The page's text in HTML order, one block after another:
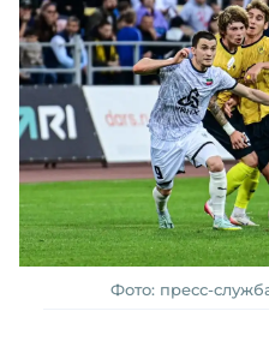
Фото: пресс-